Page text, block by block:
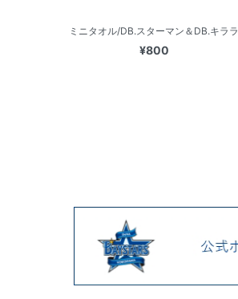
ミニタオル/DB.スターマン＆DB.キララ
¥800